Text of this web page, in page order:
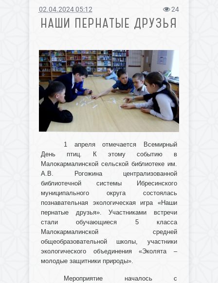
02.04.2024 05:12 24
НАШИ ПЕРНАТЫЕ ДРУЗЬЯ
1 апреля отмечается Всемирный
День птиц. К этому событию в
Малокармалинской сельской библиотеке им.
А.В. Рогожина централизованной
библиотечной системы Ибресинского
муниципального округа состоялась
познавательная экологическая игра «Наши
пернатые друзья». Участниками встречи
стали обучающиеся 5 класса
Малокармалинской средней
общеобразовательной школы, участники
экологического объединения «Эколята –
молодые защитники природы».
Мероприятие началось с